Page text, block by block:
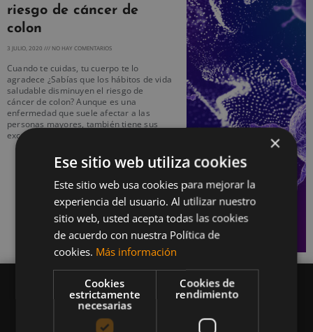
riesgo de cáncer de
colon
3 JULIO, 2020 NO HAY COMENTARIOS
Cuando te cuidas, tu cuerpo te lo
agradece ¿Sabías que los hábitos de vida
saludable disminuyen el riesgo de
cáncer de colon? Aunque es una
enfermedad que suele afectar a las
personas mayores, también tiene sus
excepciones y
×
Ese sitio web utiliza cookies
Este sitio web usa cookies para mejorar la
experiencia del usuario. Al utilizar nuestro
sitio web, usted acepta todas las cookies
de acuerdo con nuestra Política de
cookies. Más información
Cookies
estrictamente
necesarias
Cookies de
rendimiento